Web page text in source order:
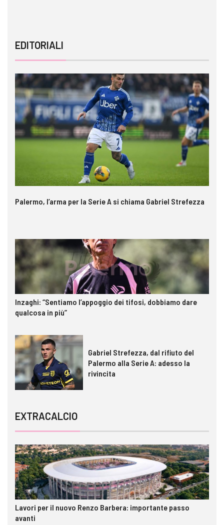
EDITORIALI
Palermo, l’arma per la Serie A si chiama Gabriel Strefezza
Inzaghi: “Sentiamo l’appoggio dei tifosi, dobbiamo dare
qualcosa in più”
Gabriel Strefezza, dal rifiuto del
Palermo alla Serie A: adesso la
rivincita
EXTRACALCIO
Lavori per il nuovo Renzo Barbera: importante passo
avanti